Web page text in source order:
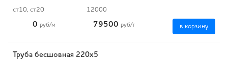
ст10, ст20 12000
0 руб/м 79500 руб/т в корзину
Труба бесшовная 220х5